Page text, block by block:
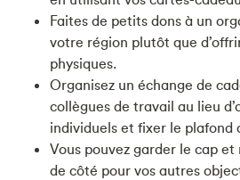
Faites de petits dons à un
votre région plutôt que
physiques.
Organisez un échange de
collègues de travail au lieu
individuels et fixer le plafond
Vous pouvez garder le cap
de côté pour vos autres